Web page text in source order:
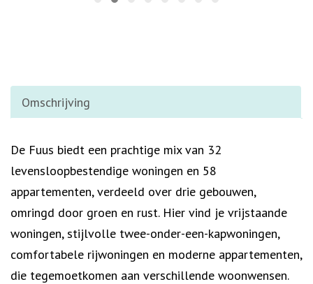
Omschrijving
Omschrijving
De Fuus biedt een prachtige mix van 32
levensloopbestendige woningen en 58
appartementen, verdeeld over drie gebouwen,
omringd door groen en rust. Hier vind je vrijstaande
woningen, stijlvolle twee-onder-een-kapwoningen,
comfortabele rijwoningen en moderne appartementen,
die tegemoetkomen aan verschillende woonwensen.